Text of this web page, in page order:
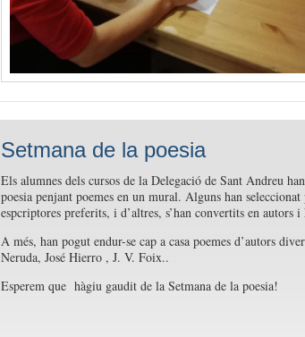
Setmana de la poesia
Els alumnes dels cursos de la Delegació de Sant Andreu
poesia penjant poemes en un mural. Alguns han seleccionat
espcriptores preferits, i d’altres, s’han convertits en autors i
A més, han pogut endur-se cap a casa poemes d’autors
Neruda, José Hierro , J. V. Foix..
Esperem que hàgiu gaudit de la Setmana de la poesia!